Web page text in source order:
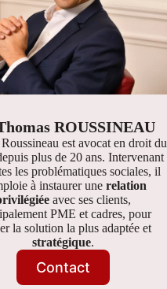
ROUSSINEAU
est avocat en droit du
plus de 20 ans. Intervenant
les problématiques sociales, il
à instaurer une relation
avec ses clients,
PME et cadres, pour
la solution la plus adaptée et
stratégique.
Contact